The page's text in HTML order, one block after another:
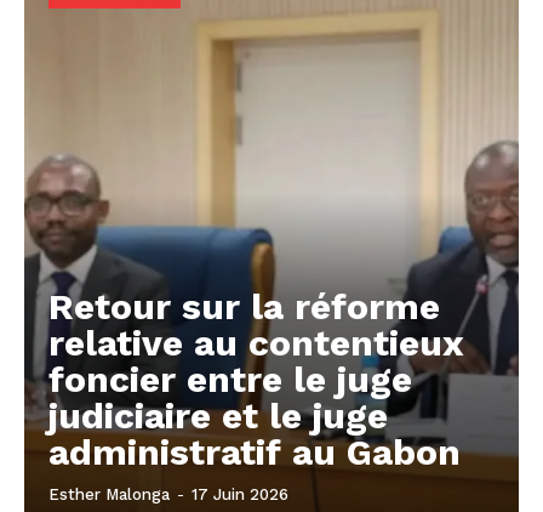
Retour sur la réforme
relative au contentieux
foncier entre le juge
judiciaire et le juge
administratif au Gabon
Esther Malonga - 17 Juin 2026